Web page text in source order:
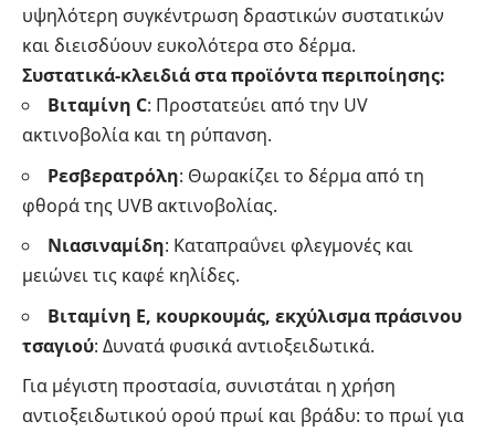
υψηλότερη συγκέντρωση δραστικών συστατικών
και διεισδύουν ευκολότερα στο δέρμα.
Συστατικά-κλειδιά στα προϊόντα περιποίησης:
Βιταμίνη C: Προστατεύει από την UV
ακτινοβολία και τη ρύπανση.
Ρεσβερατρόλη: Θωρακίζει το δέρμα από τη
φθορά της UVB ακτινοβολίας.
Νιασιναμίδη: Καταπραΰνει φλεγμονές και
μειώνει τις καφέ κηλίδες.
Βιταμίνη E, κουρκουμάς, εκχύλισμα πράσινου
τσαγιού: Δυνατά φυσικά αντιοξειδωτικά.
Για μέγιστη προστασία, συνιστάται η χρήση
αντιοξειδωτικού ορού πρωί και βράδυ: το πρωί για